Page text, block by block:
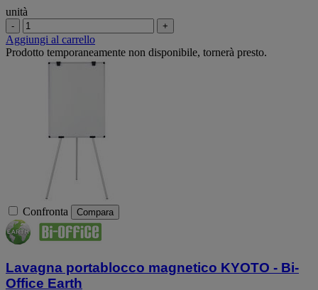
unità
- +
Aggiungi al carrello
Prodotto temporaneamente non disponibile, tornerà presto.
Confronta Compara
Lavagna portablocco magnetico KYOTO - Bi-
Office Earth